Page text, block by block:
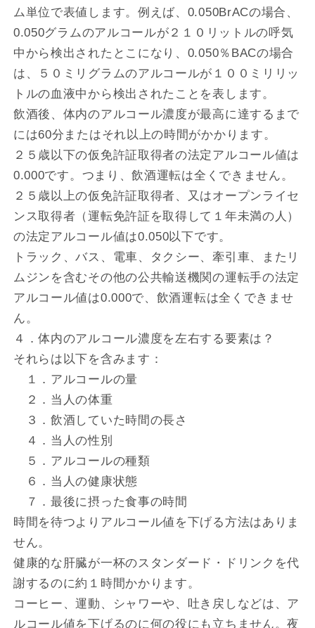
ム単位で表値します。例えば、0.050BrACの場合、
0.050グラムのアルコールが２１０リットルの呼気
中から検出されたとこになり、0.050％BACの場合
は、５０ミリグラムのアルコールが１００ミリリッ
トルの血液中から検出されたことを表します。
飲酒後、体内のアルコール濃度が最高に達するまで
には60分またはそれ以上の時間がかかります。
２５歳以下の仮免許証取得者の法定アルコール値は
0.000です。つまり、飲酒運転は全くできません。
２５歳以上の仮免許証取得者、又はオープンライセ
ンス取得者（運転免許証を取得して１年未満の人）
の法定アルコール値は0.050以下です。
トラック、バス、電車、タクシー、牽引車、またリ
ムジンを含むその他の公共輸送機関の運転手の法定
アルコール値は0.000で、飲酒運転は全くできませ
ん。
４．体内のアルコール濃度を左右する要素は？
それらは以下を含みます：
１．アルコールの量
２．当人の体重
３．飲酒していた時間の長さ
４．当人の性別
５．アルコールの種類
６．当人の健康状態
７．最後に摂った食事の時間
時間を待つよりアルコール値を下げる方法はありま
せん。
健康的な肝臓が一杯のスタンダード・ドリンクを代
謝するのに約１時間かかります。
コーヒー、運動、シャワーや、吐き戻しなどは、ア
ルコール値を下げるのに何の役にも立ちません。夜